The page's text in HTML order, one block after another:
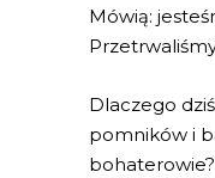
Mówią:
Dlaczego
pomników i